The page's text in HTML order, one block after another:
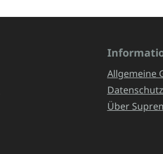
Allgemeine
Über